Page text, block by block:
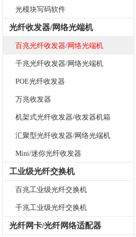
光模块写码软件
光纤收发器/网络光端机
百兆光纤收发器/网络光端机
千兆光纤收发器/网络光端机
POE光纤收发器
万兆收发器
机架式光纤收发器/收发器机箱
汇聚型光纤收发器/网络光端机
Mini/迷你光纤收发器
工业级光纤交换机
百兆工业级光纤交换机
千兆工业级光纤交换机
光纤网卡/光纤网络适配器